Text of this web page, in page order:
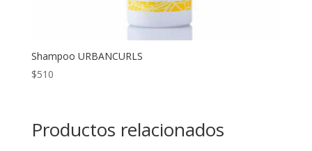
Shampoo URBANCURLS
$510
Productos relacionados